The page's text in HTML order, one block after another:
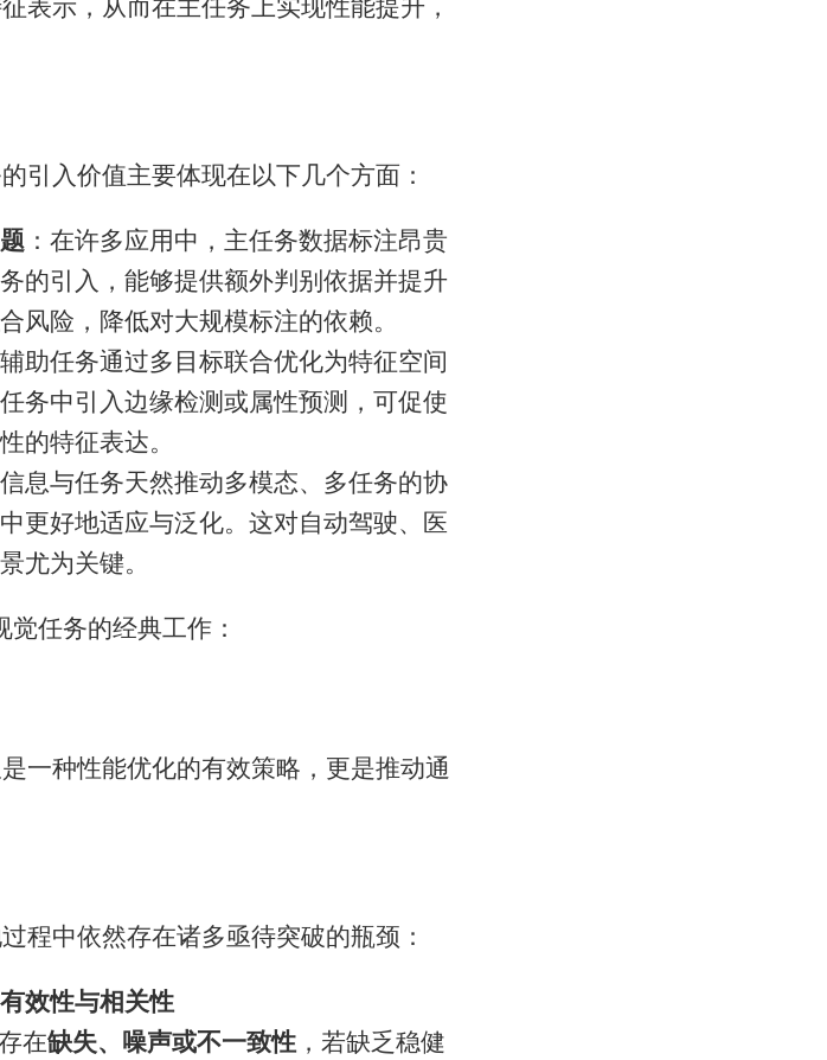
表示，从而在主任务上实现性能提升，
引入价值主要体现在以下几个方面：
：在许多应用中，主任务数据标注昂贵
的引入，能够提供额外判别依据并提升
风险，降低对大规模标注的依赖。
辅助任务通过多目标联合优化为特征空间
务中引入边缘检测或属性预测，可促使
的特征表达。
息与任务天然推动多模态、多任务的协
更好地适应与泛化。这对自动驾驶、医
尤为关键。
任务的经典工作：
一种性能优化的有效策略，更是推动通
程中依然存在诸多亟待突破的瓶颈：
效性与相关性
在缺失、噪声或不一致性 ，若缺乏稳健